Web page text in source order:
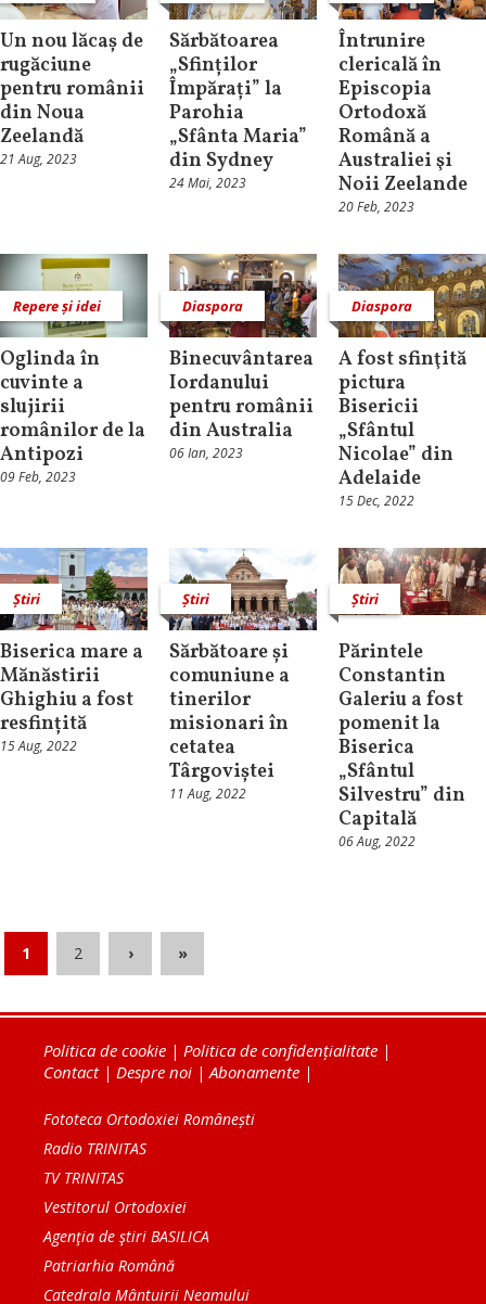
Un nou lăcaș de
rugăciune
pentru românii
din Noua
Zeelandă
21 Aug, 2023
Sărbătoarea
„Sfinților
Împărați” la
Parohia
„Sfânta Maria”
din Sydney
24 Mai, 2023
Întrunire
clericală în
Episcopia
Ortodoxă
Română a
Australiei şi
Noii Zeelande
20 Feb, 2023
Repere și idei
Oglinda în
cuvinte a
slujirii
românilor de la
Antipozi
09 Feb, 2023
Diaspora
Binecuvântarea
Iordanului
pentru românii
din Australia
06 Ian, 2023
Diaspora
A fost sfinţită
pictura
Bisericii
„Sfântul
Nicolae” din
Adelaide
15 Dec, 2022
Știri
Biserica mare a
Mănăstirii
Ghighiu a fost
resfințită
15 Aug, 2022
Știri
Sărbătoare și
comuniune a
tinerilor
misionari în
cetatea
Târgoviștei
11 Aug, 2022
Știri
Părintele
Constantin
Galeriu a fost
pomenit la
Biserica
„Sfântul
Silvestru” din
Capitală
06 Aug, 2022
1 2 › »
Politica de cookie | Politica de confidențialitate |
Contact| Despre noi |Abonamente |
Fototeca Ortodoxiei Românești
Radio TRINITAS
TV TRINITAS
Vestitorul Ortodoxiei
Agenţia de ştiri BASILICA
Patriarhia Română
Catedrala Mântuirii Neamului